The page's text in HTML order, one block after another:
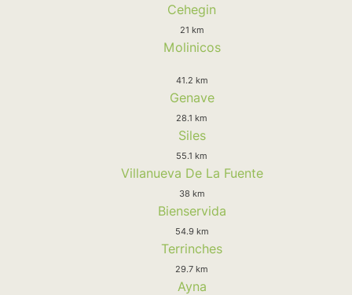
Cehegin
21 km
Molinicos
41.2 km
Genave
28.1 km
Siles
55.1 km
Villanueva De La Fuente
38 km
Bienservida
54.9 km
Terrinches
29.7 km
Ayna